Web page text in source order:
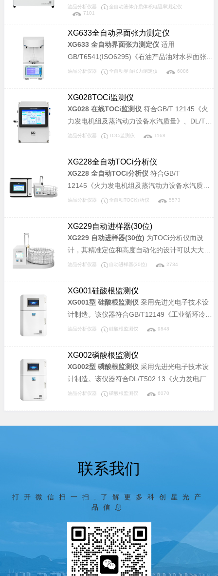
漆、胶黏剂、溶剂、石油及相关产品闭口杯闪点
确、性能稳定、显示直观、操作简单，是理想进
口仪器的替代产品。
国家标准：DL421-2009《电力用油体积电阻率
测定法》。本仪器采用全进口进油泵，内外双电
极测控温，具有自动进油、自动排油、自动测试
等功能。本产品充分吸取国内外原有同类产品所
具有的优点，电路及程序设计均采用了国际主流
油品分析仪器
全自动液体介质体积电阻率测定仪
7101
XG633全自动界面张力测定仪
XG633 全自动界面张力测定仪适用
GB/T6541(ISO6295)《石油产品油对水界面张力
测定法(圆环法)》标准，采用圆环法在非平衡的
界面张力，能可靠的指示出亲水氧化物的存在情
况。可广泛应用于电力、石油、化工、铁路、航
空、商检及科研等部门。
油品分析仪器 全自动界面张力测定仪 6086
XG028TOCi监测仪
XG028 在线TOCi监测仪符合GB/T 12145《火
力发电机组及蒸汽动力设备水汽质量》、DL/T
1358《火力发电厂水汽分析方法 总有机碳的测
碳离子（TOCi）含量的检测，可以检测TOCi浓
度从0µg/L～1000.0µg/L的水样，仪器具有高灵
敏度、高分析精度、良好的稳定性和重复性等优
油品分析仪器 TOCi监测仪 1168
XG228全自动TOCi分析仪
XG228 全自动TOCi分析仪符合GB/T
12145《火力发电机组及蒸汽动力设备水汽质
量》、DL/T 1358《火力发电厂水汽分析方法 总
总有机碳离子（TOCi）含量的检测，可以检测
TOCi浓度从0µg/L～1500.0µg/L的水样，仪器具
有高灵敏度、高分析精度、良好的稳定性和重复
油品分析仪器 全自动TOCi分析仪 5573
XG229自动进样器(30位)
XG229 自动进样器(30位) 为TOCi分析仪而设
计，其精准定位和高度自动化的设计可以大大缩
减检测的人工介入，提高工作效率。
油品分析仪器 自动进样器(30位) 2734
XG001硅酸根监测仪
XG001型 硅酸根监测仪采用先进光电子技术设
计制造。该仪器符合GB/T12149《工业循环冷却
水和锅炉用水中硅的测定》标准，可广泛应用于
水等行业溶液中硅酸根含量的连续监测。
油品分析仪器 硅酸根监测仪 9848
XG002磷酸根监测仪
XG002型 磷酸根监测仪采用先进光电子技术设
计制造。该仪器符合DL/T502.13《火力发电厂水
汽分析方法-磷酸盐的测定》和GB/T 6913《锅炉
导体和自来水等行业溶液中磷酸盐含量的连续监
油品分析仪器 磷酸根监测仪 6070
联系我们
打开微信扫一扫,了解更多科创星光产
品信息